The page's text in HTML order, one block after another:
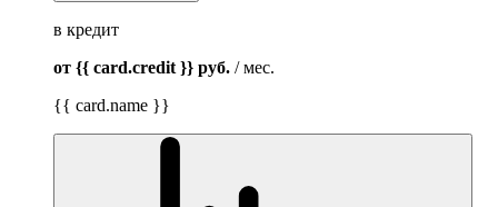
в кредит
от {{ card.credit }} руб. / мес.
{{ card.name }}